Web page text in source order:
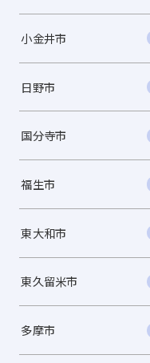
小金井市
日野市
国分寺市
福生市
東大和市
東久留米市
多摩市